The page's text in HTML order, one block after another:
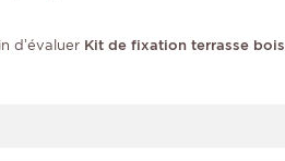
d’évaluer Kit de fixation terrasse